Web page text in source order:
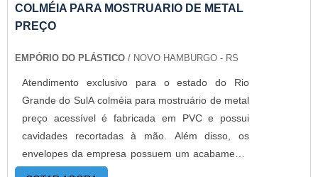
Empório do Plástico passou a contratar a
produção com fábricas ainda mais modernas e
sacos a pronta entrega e venda fracionada, até
em pequenas quantidades. Para saber mais
informações, basta solicitar um orçamento..
COLMÉIA PARA MOSTRUARIO DE METAL
PREÇO
EMPÓRIO DO PLÁSTICO / NOVO HAMBURGO - RS
Atendimento exclusivo para o estado do Rio
Grande do SulA colméia para mostruário de metal
preço acessível é fabricada em PVC e possui
cavidades recortadas à mão. Além disso, os
envelopes da empresa possuem um acabamento
diferenciado que colabora na boa apresentação